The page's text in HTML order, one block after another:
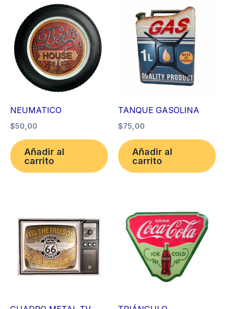
NEUMATICO
$50,00
Añadir al
carrito
TANQUE GASOLINA
$75,00
Añadir al
carrito